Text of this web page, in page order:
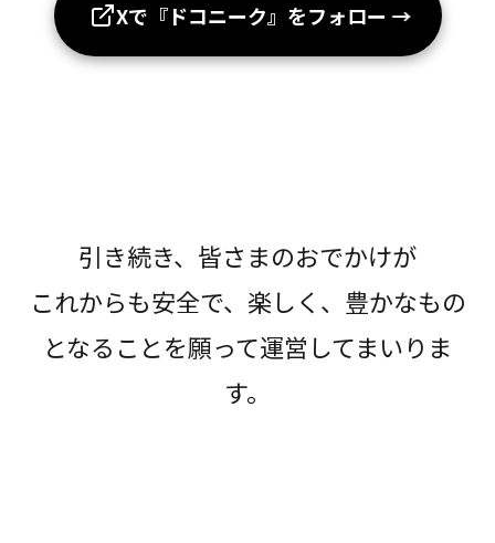
Xで『ドコニーク』をフォロー →
引き続き、皆さまのおでかけが
これからも安全で、楽しく、豊かなもの
となることを願って運営してまいりま
す。